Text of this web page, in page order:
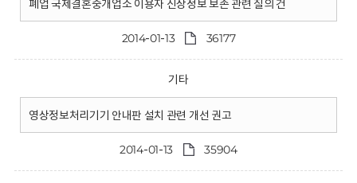
폐업 국제결혼중개업소 이용자 신상정보 보존 관련 질의 건
2014-01-13 36177
기타
영상정보처리기기 안내판 설치 관련 개선 권고
2014-01-13 35904